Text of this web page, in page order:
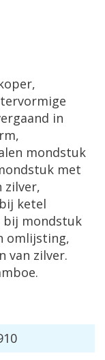
,
in
,
mondstuk
met
zilver,
bij ketel
bij mondstuk
omlijsting,
van zilver.
.